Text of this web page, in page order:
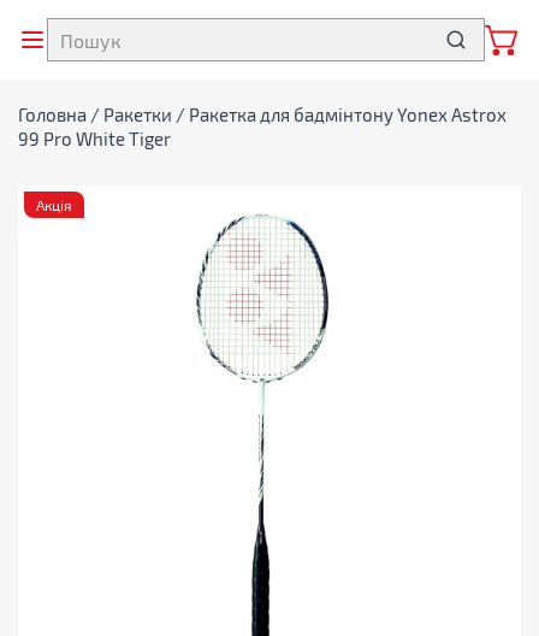
Головна / Ракетки / Ракетка для бадмінтону Yonex Astrox
99 Pro White Tiger
Акція